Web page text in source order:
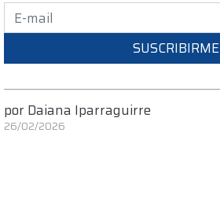
SUSCRIBIRME
por Daiana Iparraguirre
26/02/2026